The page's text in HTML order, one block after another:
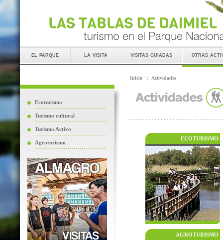
el parque la visita visitas guiadas otras
Ecoturismo
Turismo cultural
Turismo Activo
Agroturismo
Inicio :: Actividades
ECOTURISMO
AGROTURISMO